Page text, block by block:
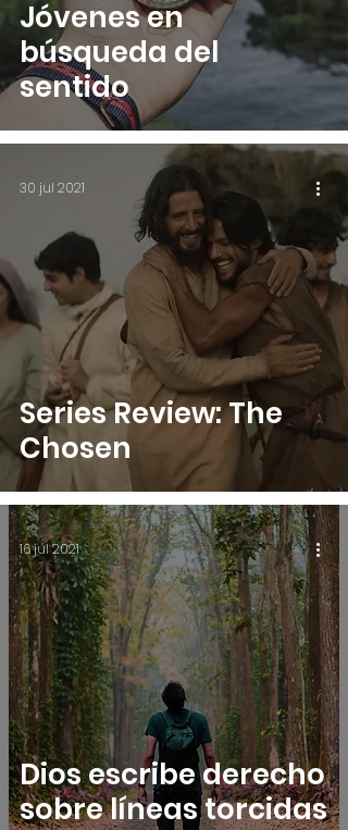
Jóvenes en
búsqueda del
sentido
Series Review: The
Chosen
30 jul 2021
Dios escribe derecho
sobre líneas torcidas
16 jul 2021